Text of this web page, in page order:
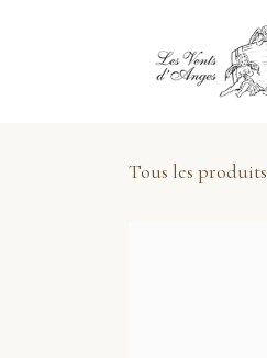
Tous les produits